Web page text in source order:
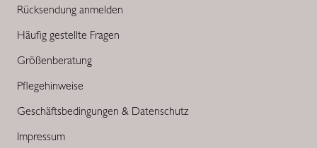
Rücksendung anmelden
Häufig gestellte Fragen
Größenberatung
Pflegehinweise
Geschäftsbedingungen & Datenschutz
Impressum